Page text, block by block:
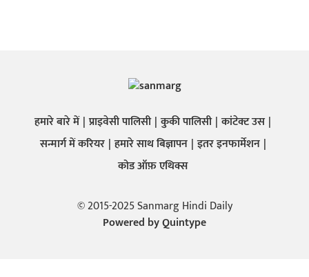
हमारे बारे में प्राइवेसी पालिसी कुकी पालिसी कांटेक्ट उस
सन्मार्ग में करियर हमारे साथ बिज्ञापन इतर इनफार्मेशन
कोड ऑफ़ एथिक्स
© 2015-2025 Sanmarg Hindi Daily
Powered byQuintype